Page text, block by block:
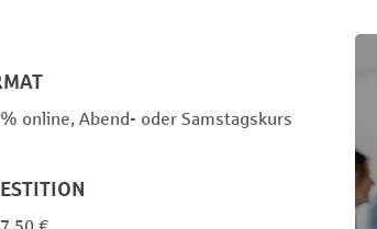
online, Abend- oder Samstagskurs